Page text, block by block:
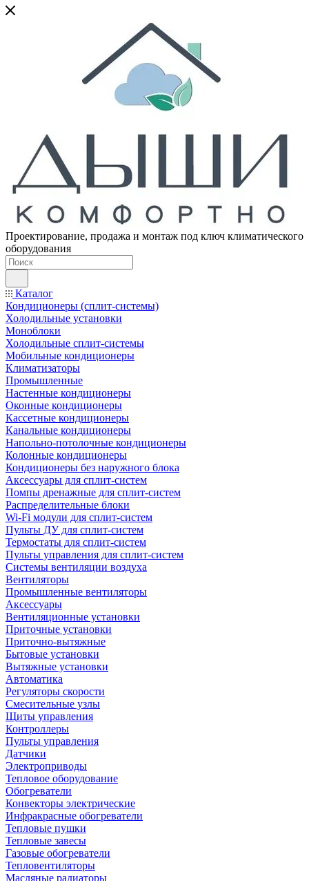
Проектирование, продажа и монтаж под ключ климатического
оборудования
Каталог
Кондиционеры (сплит-системы)
Холодильные установки
Моноблоки
Холодильные сплит-системы
Мобильные кондиционеры
Климатизаторы
Промышленные
Настенные кондиционеры
Оконные кондиционеры
Кассетные кондиционеры
Канальные кондиционеры
Напольно-потолочные кондиционеры
Колонные кондиционеры
Кондиционеры без наружного блока
Аксессуары для сплит-систем
Помпы дренажные для сплит-систем
Распределительные блоки
Wi-Fi модули для сплит-систем
Пульты ДУ для сплит-систем
Термостаты для сплит-систем
Пульты управления для сплит-систем
Системы вентиляции воздуха
Вентиляторы
Промышленные вентиляторы
Аксессуары
Вентиляционные установки
Приточные установки
Приточно-вытяжные
Бытовые установки
Вытяжные установки
Автоматика
Регуляторы скорости
Смесительные узлы
Щиты управления
Контроллеры
Пульты управления
Датчики
Электроприводы
Тепловое оборудование
Обогреватели
Конвекторы электрические
Инфракрасные обогреватели
Тепловые пушки
Тепловые завесы
Газовые обогреватели
Тепловентиляторы
Масляные радиаторы